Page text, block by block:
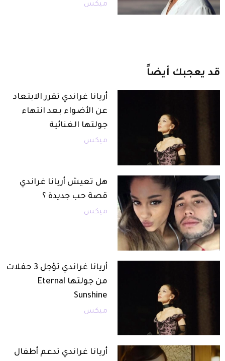
ميكس
قد يعجبك أيضاً
أريانا غراندي تقرر الابتعاد
عن الأضواء بعد انتهاء
جولتها الغنائية
ميكس
هل تعيش أريانا غراندي
قصة حب جديدة ؟
ميكس
أريانا غراندي تؤجل 3 حفلات
من جولتها Eternal
Sunshine
ميكس
أريانا غراندي تدعم أطفال